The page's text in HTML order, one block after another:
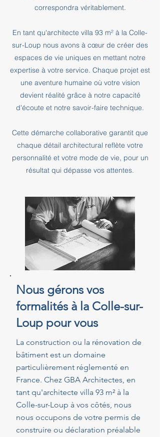
correspondra véritablement.
En tant qu'architecte villa 93 m² à la Colle-
sur-Loup nous avons à cœur de créer des
espaces de vie uniques en mettant notre
expertise à votre service. Chaque projet est
une aventure humaine où votre vision
devient réalité grâce à notre capacité
d'écoute et notre savoir-faire technique.
Cette démarche collaborative garantit que
chaque détail architectural reflète votre
personnalité et votre mode de vie, pour un
résultat qui dépasse vos attentes.
Nous gérons vos
formalités à la Colle-sur-
Loup pour vous
La construction ou la rénovation de
bâtiment est un domaine
particulièrement réglementé en
France. Chez GBA Architectes, en
tant qu'architecte villa 93 m² à la
Colle-sur-Loup à vos côtés, nous
nous occupons de votre permis de
construire ou déclaration préalable